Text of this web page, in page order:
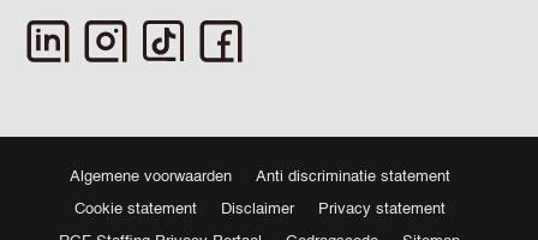
Algemene voorwaarden Anti discriminatie statement
Cookie statement Disclaimer Privacy statement